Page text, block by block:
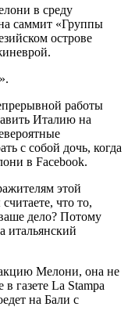
в среду
саммит «Группы
острове
работы
Италию на
с собой дочь, когда
в Facebook.
этой
что то,
дело? Потому
итальянский
Мелони, она не
газете La Stampa
на Бали с